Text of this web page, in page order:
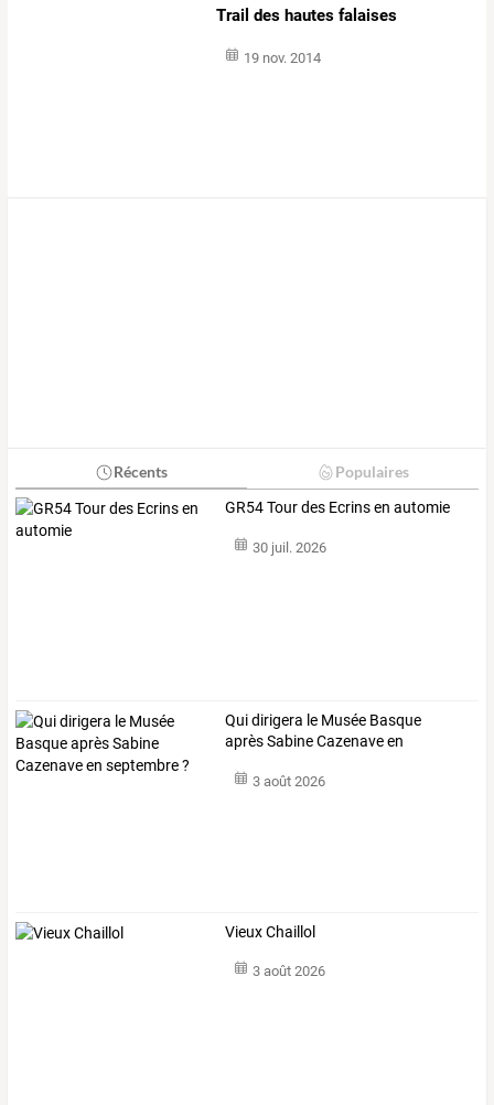
Trail des hautes falaises
19 nov. 2014
Récents Populaires
GR54 Tour des Ecrins en automie
30 juil. 2026
Qui dirigera le Musée Basque
après Sabine Cazenave en
3 août 2026
Vieux Chaillol
3 août 2026